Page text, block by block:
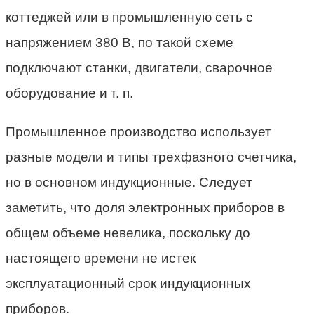
коттеджей или в промышленную сеть с
напряжением 380 В, по такой схеме
подключают станки, двигатели, сварочное
оборудование и т. п.
Промышленное производство использует
разные модели и типы трехфазного счетчика,
но в основном индукционные. Следует
заметить, что доля электронных приборов в
общем объеме невелика, поскольку до
настоящего времени не истек
эксплуатационный срок индукционных
приборов.